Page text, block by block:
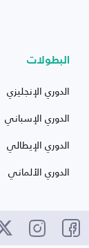
البطولات
الدوري الإنجليزي
الدوري الإسباني
الدوري الإيطالي
الدوري الألماني